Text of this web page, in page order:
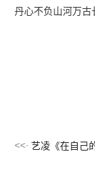
丹心不负山河万古
艺凌《在自己